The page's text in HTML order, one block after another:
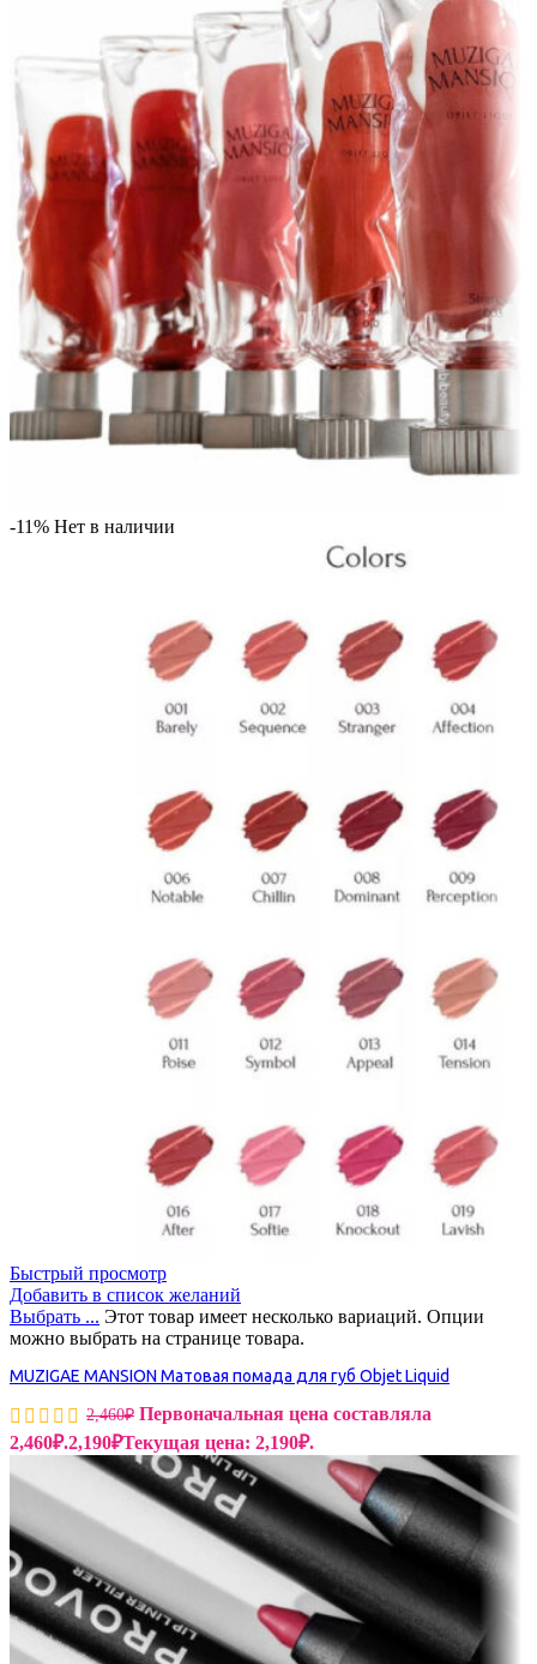
-11% Нет в наличии
Быстрый просмотр
Добавить в список желаний
Выбрать ... Этот товар имеет несколько вариаций. Опции
можно выбрать на странице товара.
MUZIGAE MANSION Матовая помада для губ Objet Liquid
2,460₽ Первоначальная цена составляла
2,460₽.2,190₽Текущая цена: 2,190₽.